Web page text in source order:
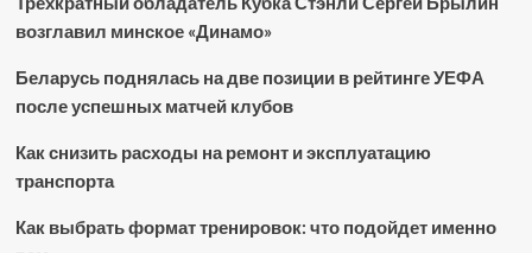
возглавил минское «Динамо»
Беларусь поднялась на две позиции в рейтинге УЕФА
после успешных матчей клубов
Как снизить расходы на ремонт и эксплуатацию
транспорта
Как выбрать формат тренировок: что подойдет именно